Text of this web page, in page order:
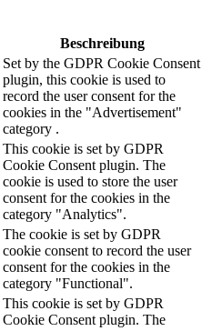
Beschreibung
Set by the GDPR Cookie Consent
plugin, this cookie is used to
record the user consent for the
cookies in the "Advertisement"
category .
This cookie is set by GDPR
Cookie Consent plugin. The
cookie is used to store the user
consent for the cookies in the
category "Analytics".
The cookie is set by GDPR
cookie consent to record the user
consent for the cookies in the
category "Functional".
This cookie is set by GDPR
Cookie Consent plugin. The